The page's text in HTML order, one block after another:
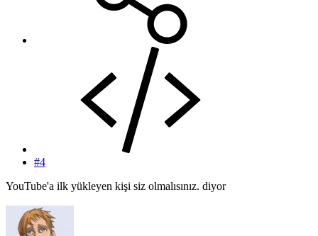
#4
YouTube'a ilk yükleyen kişi siz olmalısınız. diyor